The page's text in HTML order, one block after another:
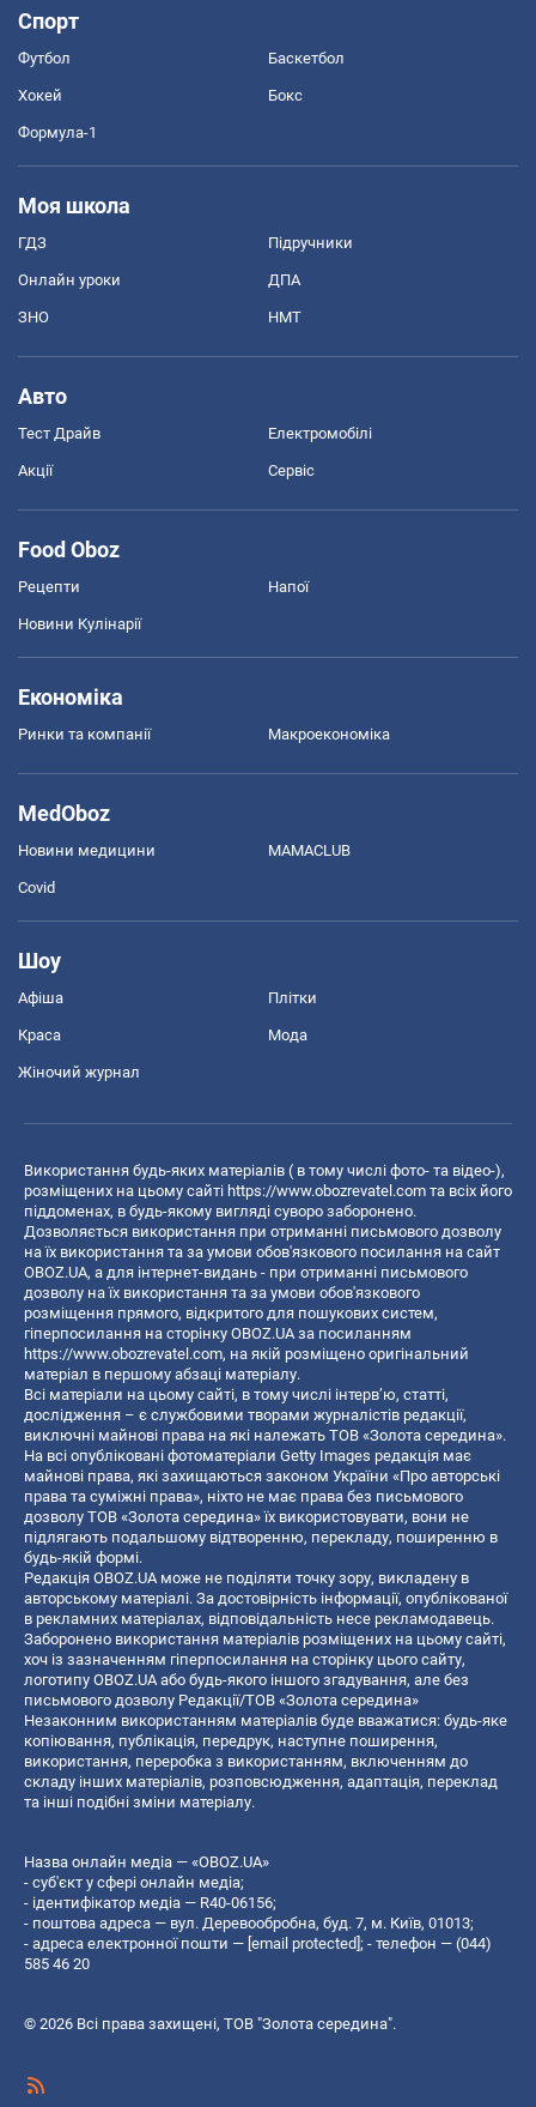
Спорт
Футбол Баскетбол
Хокей Бокс
Формула-1
Моя школа
ГДЗ Підручники
Онлайн уроки ДПА
ЗНО НМТ
Авто
Тест Драйв Електромобілі
Акції Сервіс
Food Oboz
Рецепти Напої
Новини Кулінарії
Економіка
Ринки та компанії Макроекономіка
MedOboz
Новини медицини MAMACLUB
Covid
Шоу
Афіша Плітки
Краса Мода
Жіночий журнал
Використання будь-яких матеріалів ( в тому числі фото- та відео-),
розміщених на цьому сайті https://www.obozrevatel.com та всіх його
піддоменах, в будь-якому вигляді суворо заборонено.
Дозволяється використання при отриманні письмового дозволу
на їх використання та за умови обов'язкового посилання на сайт
OBOZ.UA, а для інтернет-видань - при отриманні письмового
дозволу на їх використання та за умови обов'язкового
розміщення прямого, відкритого для пошукових систем,
гіперпосилання на сторінку OBOZ.UA за посиланням
https://www.obozrevatel.com, на якій розміщено оригінальний
матеріал в першому абзаці матеріалу.
Всі матеріали на цьому сайті, в тому числі інтерв’ю, статті,
дослідження – є службовими творами журналістів редакції,
виключні майнові права на які належать ТОВ «Золота середина».
На всі опубліковані фотоматеріали Getty Images редакція має
майнові права, які захищаються законом України «Про авторські
права та суміжні права», ніхто не має права без письмового
дозволу ТОВ «Золота середина» їх використовувати, вони не
підлягають подальшому відтворенню, перекладу, поширенню в
будь-якій формі.
Редакція OBOZ.UA може не поділяти точку зору, викладену в
авторському матеріалі. За достовірність інформації, опублікованої
в рекламних матеріалах, відповідальність несе рекламодавець.
Заборонено використання матеріалів розміщених на цьому сайті,
хоч із зазначенням гіперпосилання на сторінку цього сайту,
логотипу OBOZ.UA або будь-якого іншого згадування, але без
письмового дозволу Редакції/ТОВ «Золота середина»
Незаконним використанням матеріалів буде вважатися: будь-яке
копiювання, публiкацiя, передрук, наступне поширення,
використання, переробка з використанням, включенням до
складу інших матеріалів, розповсюдження, адаптація, переклад
та інші подібні зміни матеріалу.
Назва онлайн медіа — «OBOZ.UA»
- суб'єкт у сфері онлайн медіа;
- ідентифікатор медіа — R40-06156;
- поштова адреса — вул. Деревообробна, буд. 7, м. Київ, 01013;
- адреса електронної пошти — [email protected] ; - телефон — (044)
585 46 20
© 2026 Всі права захищені, ТОВ "Золота середина".